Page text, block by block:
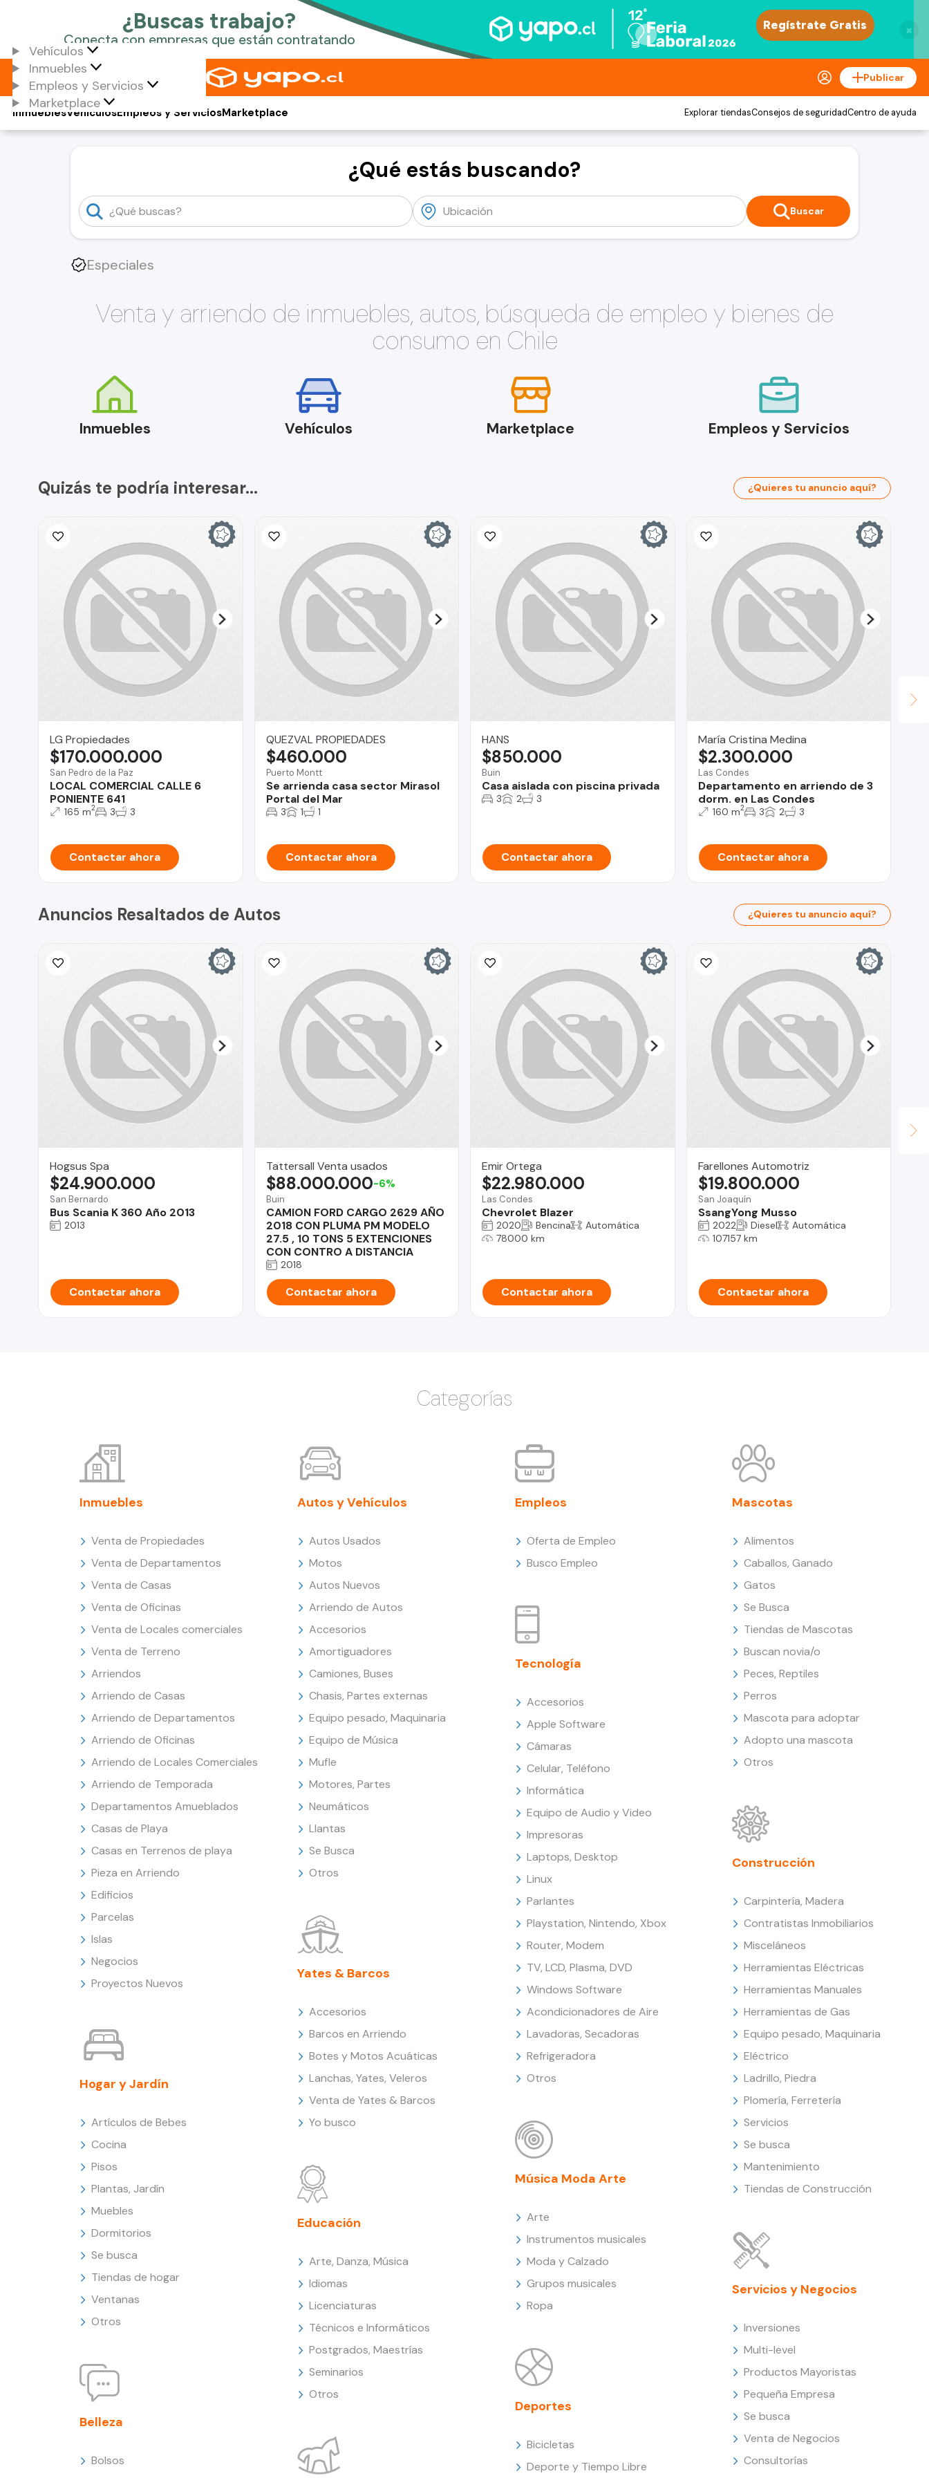
×
Vehículos
Inmuebles
Empleos y Servicios
Marketplace
Publicar
Vehículos
Inmuebles Empleos y ServiciosMarketplace Explorar tiendasConsejos de seguridadCentro de ayuda
¿Qué estás buscando?
Buscar
Especiales
Venta y arriendo de inmuebles, autos, búsqueda de empleo y bienes de
consumo en Chile
Inmuebles Vehículos Marketplace Empleos y Servicios
Quizás te podría interesar... ¿Quieres tu anuncio aquí?
LG Propiedades
San Pedro de la Paz
LOCAL COMERCIAL CALLE 6
PONIENTE 641
$170.000.000
165 m2 3 3
Contactar ahora
QUEZVAL PROPIEDADES
Puerto Montt
Se arrienda casa sector Mirasol
Portal del Mar
$460.000
3 1 1
Contactar ahora
HANS
Buin
Casa aislada con piscina privada
$850.000
3 2 3
Contactar ahora
María Cristina Medina
Las Condes
Departamento en arriendo de 3
dorm. en Las Condes
$2.300.000
160 m2 3 2 3
Contactar ahora
Anuncios Resaltados de Autos ¿Quieres tu anuncio aquí?
Hogsus Spa
San Bernardo
Bus Scania K 360 Año 2013
$24.900.000
2013
Contactar ahora
Tattersall Venta usados
Buin
CAMION FORD CARGO 2629 AÑO
2018 CON PLUMA PM MODELO
27.5 , 10 TONS 5 EXTENCIONES
CON CONTRO A DISTANCIA
$88.000.000-6%
2018
Contactar ahora
Emir Ortega
Las Condes
Chevrolet Blazer
$22.980.000
2020 Bencina
Automática
78000 km
Contactar ahora
Farellones Automotriz
San Joaquín
SsangYong Musso
$19.800.000
2022 Diesel
Automática
107157 km
Contactar ahora
Categorías
Inmuebles
Venta de Propiedades
Venta de Departamentos
Venta de Casas
Venta de Oficinas
Venta de Locales comerciales
Venta de Terreno
Arriendos
Arriendo de Casas
Arriendo de Departamentos
Arriendo de Oficinas
Arriendo de Locales Comerciales
Arriendo de Temporada
Departamentos Amueblados
Casas de Playa
Casas en Terrenos de playa
Pieza en Arriendo
Edificios
Parcelas
Islas
Negocios
Proyectos Nuevos
Hogar y Jardín
Artículos de Bebes
Cocina
Pisos
Plantas, Jardín
Muebles
Dormitorios
Se busca
Tiendas de hogar
Ventanas
Otros
Belleza
Bolsos
Autos y Vehículos
Autos Usados
Motos
Autos Nuevos
Arriendo de Autos
Accesorios
Amortiguadores
Camiones, Buses
Chasis, Partes externas
Equipo pesado, Maquinaria
Equipo de Música
Mufle
Motores, Partes
Neumáticos
Llantas
Se Busca
Otros
Yates & Barcos
Accesorios
Barcos en Arriendo
Botes y Motos Acuáticas
Lanchas, Yates, Veleros
Venta de Yates & Barcos
Yo busco
Educación
Arte, Danza, Música
Idiomas
Licenciaturas
Técnicos e Informáticos
Postgrados, Maestrías
Seminarios
Otros
Empleos
Oferta de Empleo
Busco Empleo
Tecnología
Accesorios
Apple Software
Cámaras
Celular, Teléfono
Informática
Equipo de Audio y Video
Impresoras
Laptops, Desktop
Linux
Parlantes
Playstation, Nintendo, Xbox
Router, Modem
TV, LCD, Plasma, DVD
Windows Software
Acondicionadores de Aire
Lavadoras, Secadoras
Refrigeradora
Otros
Música Moda Arte
Arte
Instrumentos musicales
Moda y Calzado
Grupos musicales
Ropa
Deportes
Bicicletas
Deporte y Tiempo Libre
Mascotas
Alimentos
Caballos, Ganado
Gatos
Se Busca
Tiendas de Mascotas
Buscan novia/o
Peces, Reptiles
Perros
Mascota para adoptar
Adopto una mascota
Otros
Construcción
Carpintería, Madera
Contratistas Inmobiliarios
Misceláneos
Herramientas Eléctricas
Herramientas Manuales
Herramientas de Gas
Equipo pesado, Maquinaria
Eléctrico
Ladrillo, Piedra
Plomería, Ferretería
Servicios
Se busca
Mantenimiento
Tiendas de Construcción
Servicios y Negocios
Inversiones
Multi-level
Productos Mayoristas
Pequeña Empresa
Se busca
Venta de Negocios
Consultorías